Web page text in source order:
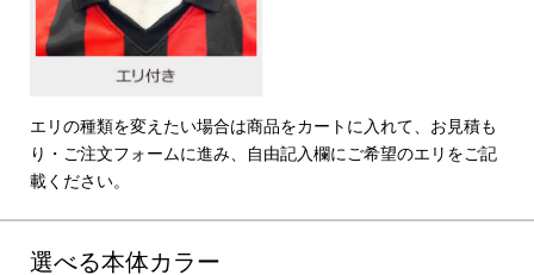
エリの種類を変えたい場合は商品をカートに入れて、お見積も
り・ご注文フォームに進み、自由記入欄にご希望のエリをご記
載ください。
選べる本体カラー